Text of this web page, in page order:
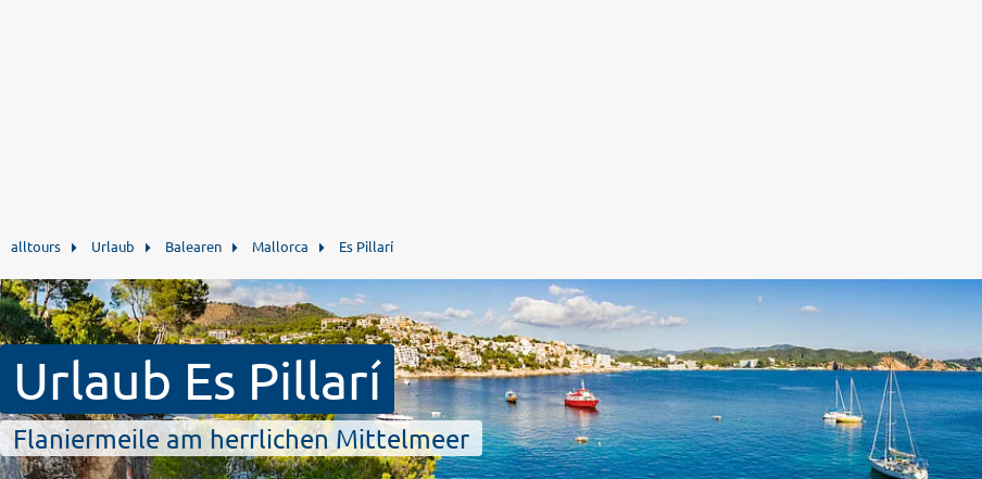
alltours Urlaub Balearen Mallorca Es Pillarí
Urlaub Es Pillarí
Flaniermeile am herrlichen Mittelmeer